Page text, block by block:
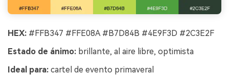
HEX: #FFB347 #FFE08A #B7D84B #4E9F3D #2C3E2F
Estado de ánimo: brillante, al aire libre, optimista
Ideal para: cartel de evento primaveral